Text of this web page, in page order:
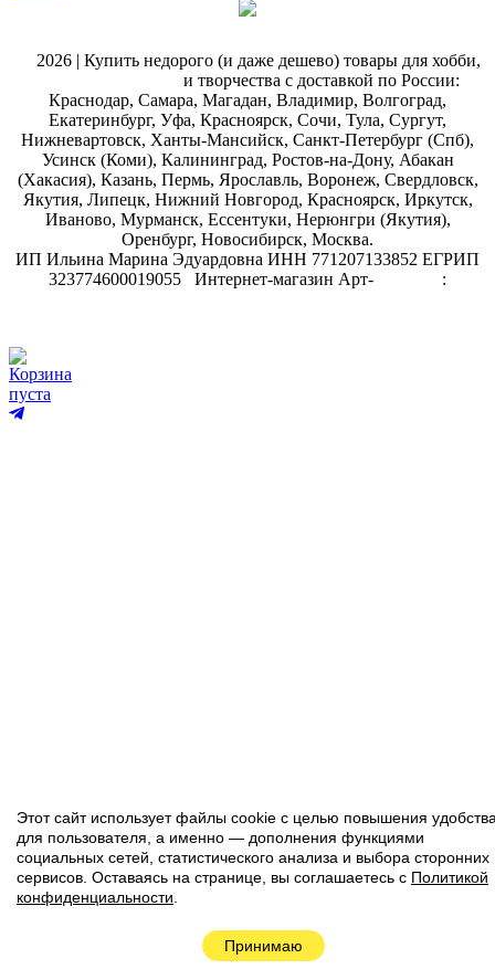
2026 | Купить недорого (и даже дешево) товары для хобби,
и творчества с доставкой по России:
Краснодар, Самара, Магадан, Владимир, Волгоград,
Екатеринбург, Уфа, Красноярск, Сочи, Тула, Сургут,
Нижневартовск, Ханты-Мансийск, Санкт-Петербург (Спб),
Усинск (Коми), Калининград, Ростов-на-Дону, Абакан
(Хакасия), Казань, Пермь, Ярославль, Воронеж, Свердловск,
Якутия, Липецк, Нижний Новгород, Красноярск, Иркутск,
Иваново, Мурманск, Ессентуки, Нерюнгри (Якутия),
Оренбург, Новосибирск, Москва.
ИП Ильина Марина Эдуардовна ИНН 771207133852 ЕГРИП
323774600019055
Интернет-магазин Арт-
:
Корзина
пуста
Этот сайт использует файлы cookie с целью повышения
для пользователя, а именно — дополнения функциями
социальных сетей, статистического анализа и выбора сторонних
сервисов. Оставаясь на странице, вы соглашаетесь с Политикой
конфиденциальности
Принимаю